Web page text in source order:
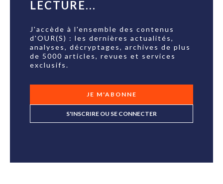
LECTURE...
J'accède à l'ensemble des contenus
d'OUR(S) : les dernières actualités,
analyses, décryptages, archives de plus
de 5000 articles, revues et services
exclusifs.
JE M'ABONNE
S'INSCRIRE OU SE CONNECTER